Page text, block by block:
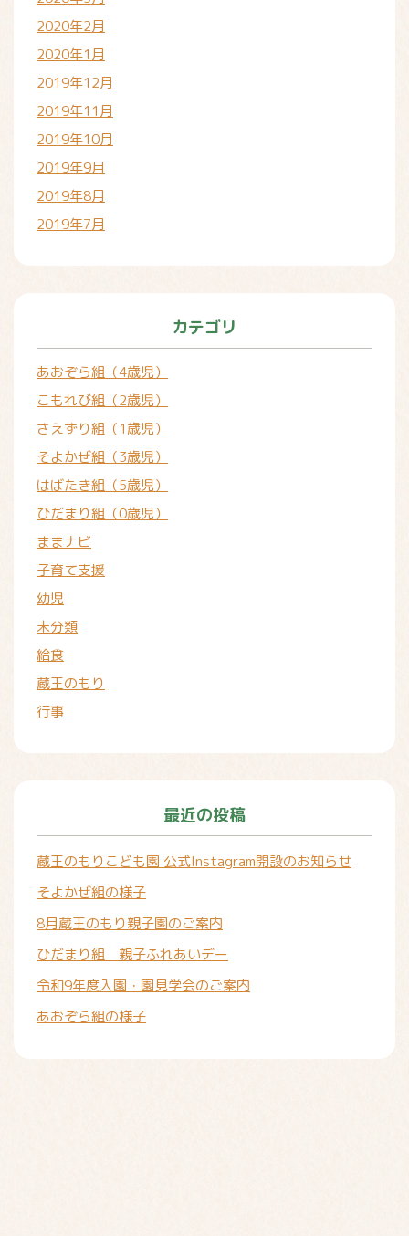
2020年2月
2020年1月
2019年12月
2019年11月
2019年10月
2019年9月
2019年8月
2019年7月
カテゴリ
あおぞら組（4歳児）
こもれび組（2歳児）
さえずり組（1歳児）
そよかぜ組（3歳児）
はばたき組（5歳児）
ひだまり組（0歳児）
ままナビ
子育て支援
幼児
未分類
給食
蔵王のもり
行事
最近の投稿
蔵王のもりこども園 公式Instagram開設のお知らせ
そよかぜ組の様子
8月蔵王のもり親子園のご案内
ひだまり組 親子ふれあいデー
令和9年度入園・園見学会のご案内
あおぞら組の様子